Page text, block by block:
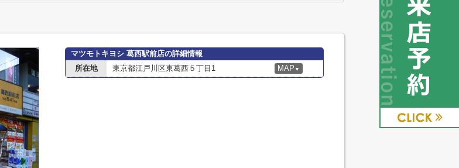
マツモトキヨシ 葛西駅前店の詳細情報
所在地
東京都江戸川区東葛西５丁目1 MAP ▼